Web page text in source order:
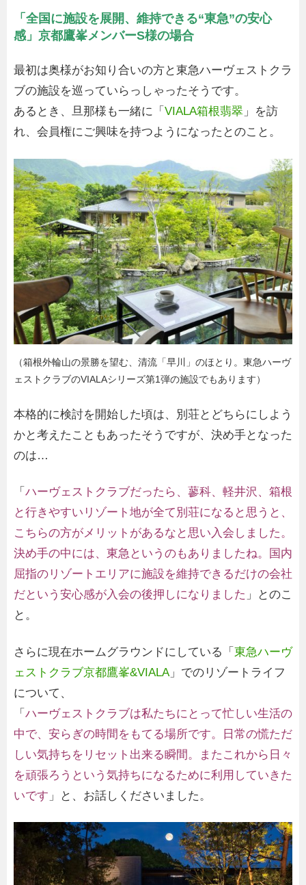
「全国に施設を展開、維持できる“東急”の安心
感」京都鷹峯メンバーS様の場合
最初は奥様がお知り合いの方と東急ハーヴェストクラ
ブの施設を巡っていらっしゃったそうです。
あるとき、旦那様も一緒に「 VIALA箱根翡翠 」を訪
れ、会員権にご興味を持つようになったとのこと。
（箱根外輪山の景勝を望む、清流「早川」のほとり。東急ハーヴ
ェストクラブのVIALAシリーズ第1弾の施設でもあります）
本格的に検討を開始した頃は、別荘とどちらにしよう
かと考えたこともあったそうですが、決め手となった
のは…
「 ハーヴェストクラブだったら、蓼科、軽井沢、箱根
と行きやすいリゾート地が全て別荘になると思うと、
こちらの方がメリットがあるなと思い入会しました。
決め手の中には、東急というのもありましたね。国内
屈指のリゾートエリアに施設を維持できるだけの会社
だという安心感が入会の後押しになりました 」とのこ
と。
さらに現在ホームグラウンドにしている「 東急ハーヴ
ェストクラブ京都鷹峯&VIALA 」でのリゾートライフ
について、
「 ハーヴェストクラブは私たちにとって忙しい生活の
中で、安らぎの時間をもてる場所です。日常の慌ただ
しい気持ちをリセット出来る瞬間。またこれから日々
を頑張ろうという気持ちになるために利用していきた
いです 」と、お話しくださいました。